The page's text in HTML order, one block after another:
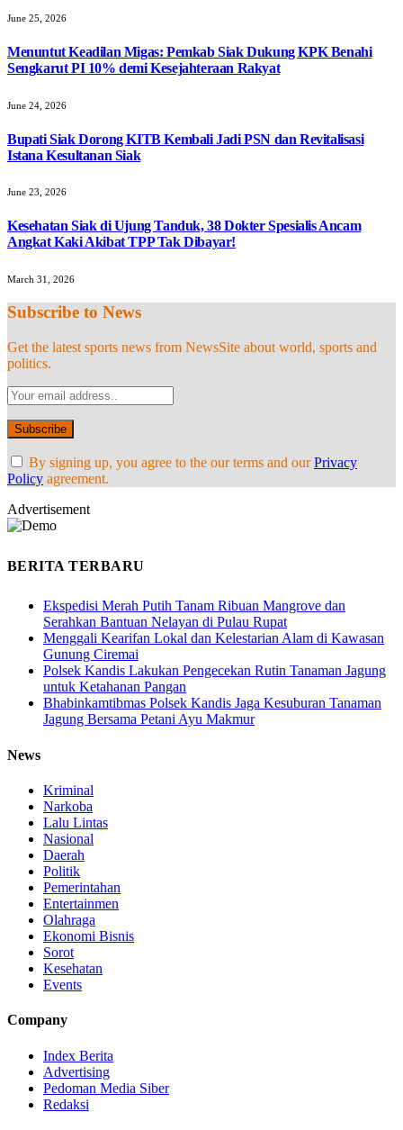
June 25, 2026
Menuntut Keadilan Migas: Pemkab Siak Dukung KPK Benahi
Sengkarut PI 10% demi Kesejahteraan Rakyat
June 24, 2026
Bupati Siak Dorong KITB Kembali Jadi PSN dan Revitalisasi
Istana Kesultanan Siak
June 23, 2026
Kesehatan Siak di Ujung Tanduk, 38 Dokter Spesialis Ancam
Angkat Kaki Akibat TPP Tak Dibayar!
March 31, 2026
Subscribe to News
Get the latest sports news from NewsSite about world, sports and
politics.
By signing up, you agree to the our terms and ourPrivacy
Policy agreement.
Advertisement
BERITA TERBARU
Ekspedisi Merah Putih Tanam Ribuan Mangrove dan
Serahkan Bantuan Nelayan di Pulau Rupat
Menggali Kearifan Lokal dan Kelestarian Alam di Kawasan
Gunung Ciremai
Polsek Kandis Lakukan Pengecekan Rutin Tanaman Jagung
untuk Ketahanan Pangan
Bhabinkamtibmas Polsek Kandis Jaga Kesuburan Tanaman
Jagung Bersama Petani Ayu Makmur
News
Kriminal
Narkoba
Lalu Lintas
Nasional
Daerah
Politik
Pemerintahan
Entertainmen
Olahraga
Ekonomi Bisnis
Sorot
Kesehatan
Events
Company
Index Berita
Advertising
Pedoman Media Siber
Redaksi